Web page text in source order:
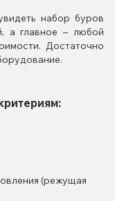
набор буров
а главное – любой
Достаточно
(режущая